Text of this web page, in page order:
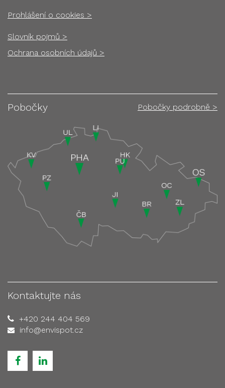
Prohlášení o cookies >
Slovník pojmů >
Ochrana osobních údajů >
Pobočky Pobočky podrobně >
Kontaktujte nás
+420 244 404 569
info@envispot.cz